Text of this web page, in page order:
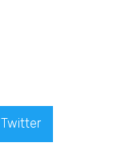
Twitter